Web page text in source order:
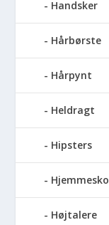
Handsker
Hårbørste
Hårpynt
Heldragt
Hipsters
Hjemmesko
Højtalere